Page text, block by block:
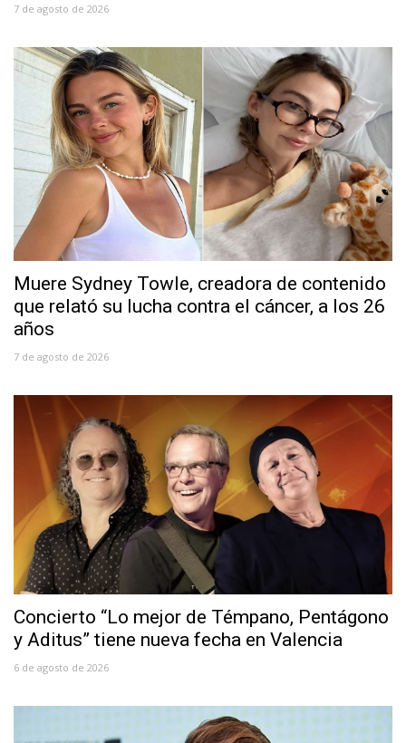
7 de agosto de 2026
Muere Sydney Towle, creadora de contenido
que relató su lucha contra el cáncer, a los 26
años
7 de agosto de 2026
Concierto “Lo mejor de Témpano, Pentágono
y Aditus” tiene nueva fecha en Valencia
6 de agosto de 2026